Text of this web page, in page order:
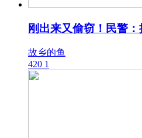
刚出来又偷窃！民警：
故乡的鱼
420 1